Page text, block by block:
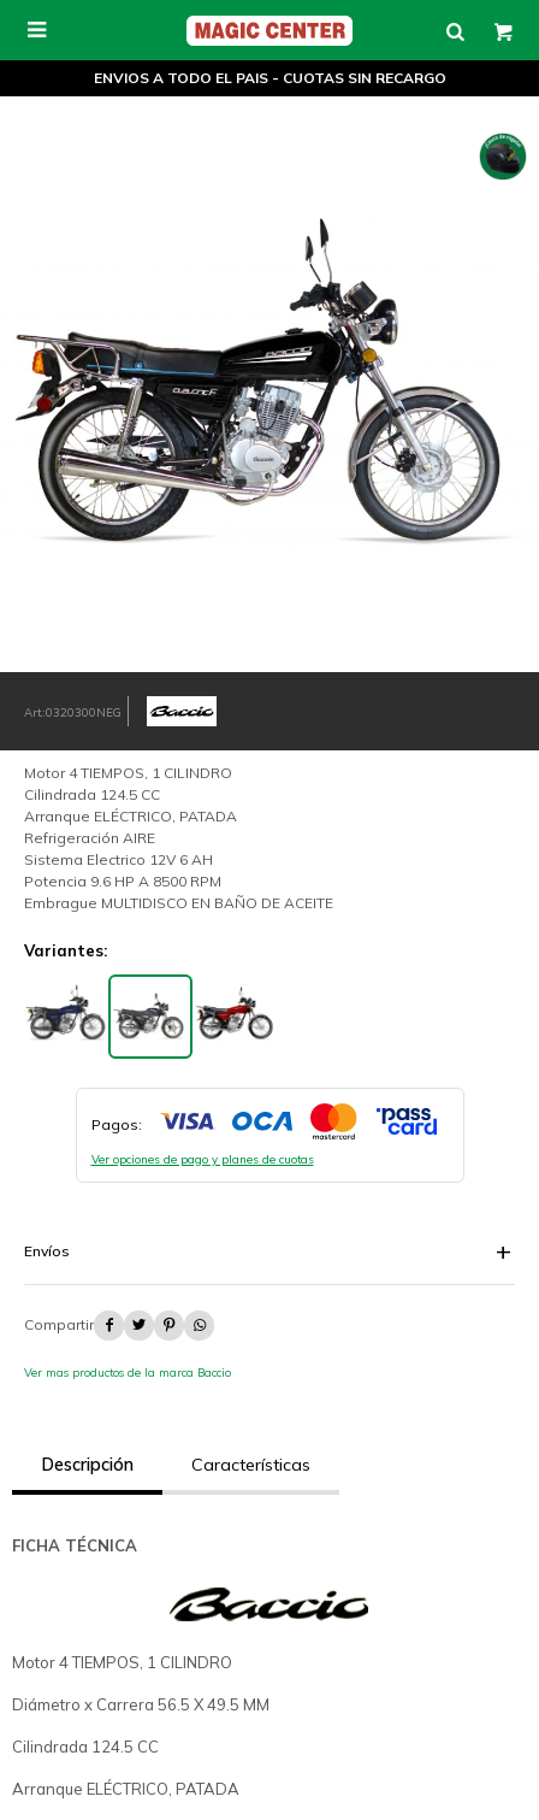

ENVIOS A TODO EL PAIS - CUOTAS SIN RECARGO
0320300NEG
Motor 4 TIEMPOS, 1 CILINDRO
Cilindrada 124.5 CC
Arranque ELÉCTRICO, PATADA
Refrigeración AIRE
Sistema Electrico 12V 6 AH
Potencia 9.6 HP A 8500 RPM
Embrague MULTIDISCO EN BAÑO DE ACEITE
Variantes:
Pagos:
Ver opciones de pago y planes de cuotas
Envíos
   
Ver mas productos de la marca Baccio
Descripción Características
FICHA TÉCNICA
Motor 4 TIEMPOS, 1 CILINDRO
Diámetro x Carrera 56.5 X 49.5 MM
Cilindrada 124.5 CC
Arranque ELÉCTRICO, PATADA